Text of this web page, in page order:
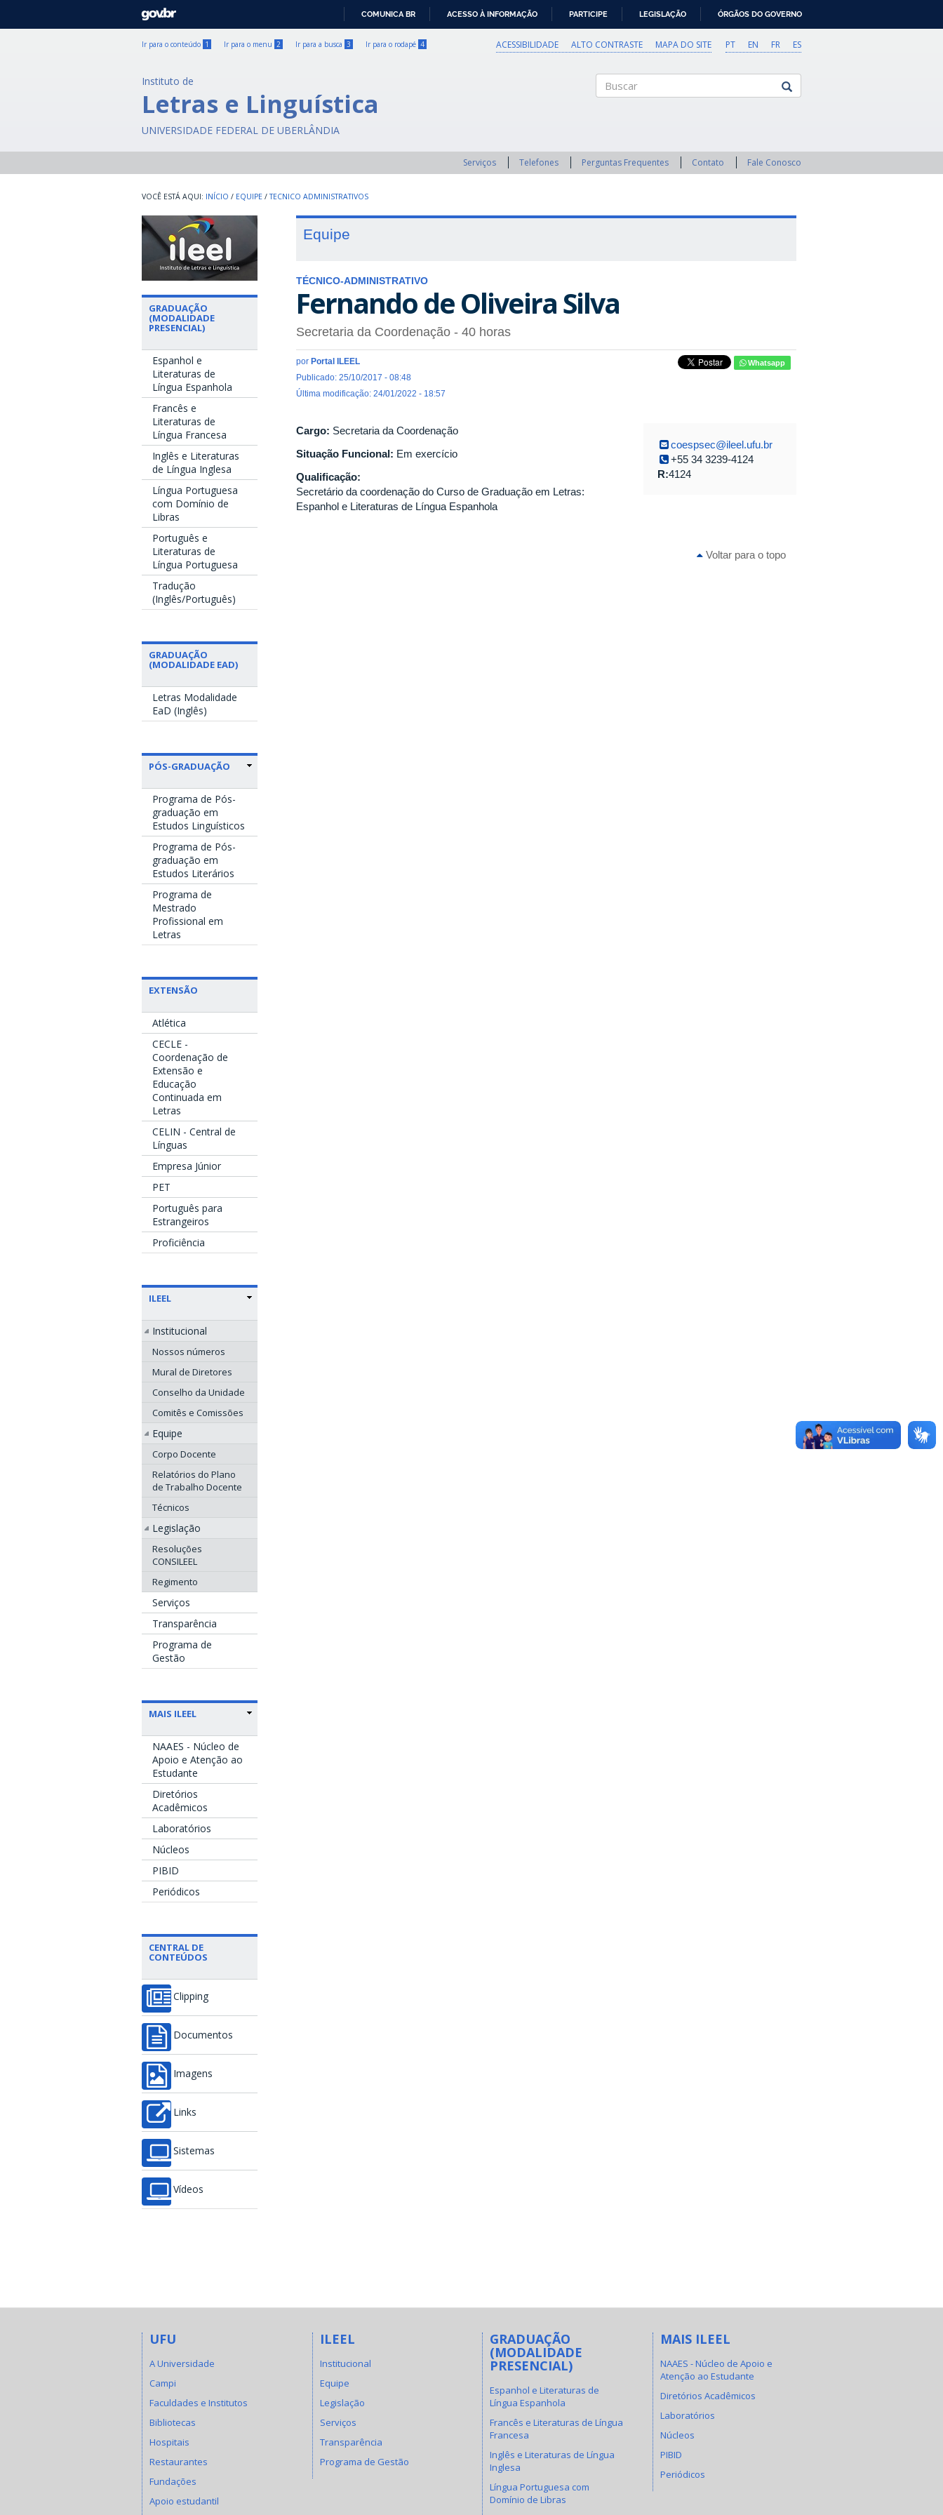
GOVBR
COMUNICA BR ACESSO À INFORMAÇÃO PARTICIPE LEGISLAÇÃO ÓRGÃOS DO GOVERNO
Ir para o conteúdo 1 Ir para o menu 2 Ir para a busca 3 Ir para o rodapé 4 PT EN FR ES
ACESSIBILIDADE ALTO CONTRASTE MAPA DO SITE
Instituto de
Letras e Linguística
UNIVERSIDADE FEDERAL DE UBERLÂNDIA
Serviços Telefones Perguntas Frequentes Contato Fale Conosco
INÍCIO / EQUIPE / TECNICO ADMINISTRATIVOS
GRADUAÇÃO
(MODALIDADE
PRESENCIAL)
Espanhol e
Literaturas de
Língua Espanhola
Francês e
Literaturas de
Língua Francesa
Inglês e Literaturas
de Língua Inglesa
Língua Portuguesa
com Domínio de
Libras
Português e
Literaturas de
Língua Portuguesa
Tradução
(Inglês/Português)
GRADUAÇÃO
(MODALIDADE EAD)
Letras Modalidade
EaD (Inglês)
PÓS-GRADUAÇÃO
Programa de Pós-
graduação em
Estudos Linguísticos
Programa de Pós-
graduação em
Estudos Literários
Programa de
Mestrado
Profissional em
Letras
EXTENSÃO
Atlética
CECLE -
Coordenação de
Extensão e
Educação
Continuada em
Letras
CELIN - Central de
Línguas
Empresa Júnior
PET
Português para
Estrangeiros
Proficiência
ILEEL
Institucional
Nossos números
Mural de Diretores
Conselho da Unidade
Comitês e Comissões
Equipe
Corpo Docente
Relatórios do Plano
de Trabalho Docente
Técnicos
Legislação
Resoluções
CONSILEEL
Regimento
Serviços
Transparência
Programa de
Gestão
MAIS ILEEL
NAAES - Núcleo de
Apoio e Atenção ao
Estudante
Diretórios
Acadêmicos
Laboratórios
Núcleos
PIBID
Periódicos
CENTRAL DE
CONTEÚDOS
Clipping
Documentos
Imagens
Links
Sistemas
Vídeos
Equipe
TÉCNICO-ADMINISTRATIVO
Fernando de Oliveira Silva
Secretaria da Coordenação - 40 horas
por Portal ILEEL
Publicado: 25/10/2017 - 08:48
Última modificação: 24/01/2022 - 18:57
Whatsapp
Cargo: Secretaria da Coordenação
Situação Funcional: Em exercício
Qualificação:
Secretário da coordenação do Curso de Graduação em Letras:
Espanhol e Literaturas de Língua Espanhola
coespsec@ileel.ufu.br
+55 34 3239-4124
R:4124
Voltar para o topo
UFU
A Universidade
Campi
Faculdades e Institutos
Bibliotecas
Hospitais
Restaurantes
Fundações
Apoio estudantil
ILEEL
Institucional
Equipe
Legislação
Serviços
Transparência
Programa de Gestão
GRADUAÇÃO
(MODALIDADE
PRESENCIAL)
Espanhol e Literaturas de
Língua Espanhola
Francês e Literaturas de Língua
Francesa
Inglês e Literaturas de Língua
Inglesa
Língua Portuguesa com
Domínio de Libras
MAIS ILEEL
NAAES - Núcleo de Apoio e
Atenção ao Estudante
Diretórios Acadêmicos
Laboratórios
Núcleos
PIBID
Periódicos